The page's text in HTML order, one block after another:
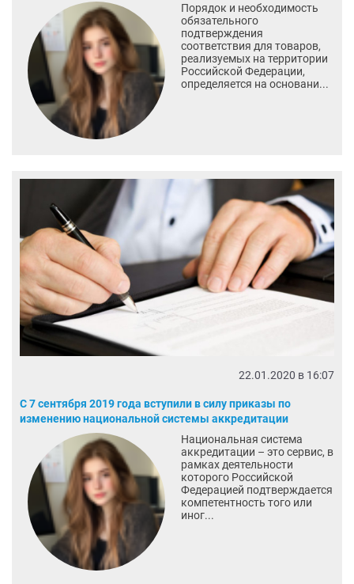
Порядок и необходимость
обязательного
подтверждения
соответствия для товаров,
реализуемых на территории
Российской Федерации,
определяется на основани...
22.01.2020 в 16:07
С 7 сентября 2019 года вступили в силу приказы по
изменению национальной системы аккредитации
Национальная система
аккредитации – это сервис, в
рамках деятельности
которого Российской
Федерацией подтверждается
компетентность того или
иног...